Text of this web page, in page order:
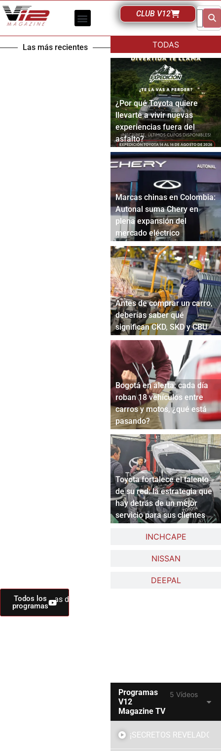
CLUB V12
Las más recientes TODAS
INCHCAPE
NISSAN
DEEPAL
¿Por qué Toyota quiere
llevarte a vivir nuevas
experiencias fuera del
asfalto?
Marcas chinas en Colombia:
Autonal suma Chery en
plena expansión del
mercado eléctrico
Antes de comprar un carro,
deberías saber qué
significan CKD, SKD y CBU
Bogotá en alerta: cada día
roban 18 vehículos entre
carros y motos, ¿qué está
pasando?
Toyota fortalece el talento
de su red: la estrategia que
hay detrás de un mejor
servicio para sus clientes
Todos los
programas
- Programas de Televisión - Sábados 2:30 PM por Canal
Programas
V12
Magazine TV
5 Vídeos
¡SECRETOS REVELADOS!